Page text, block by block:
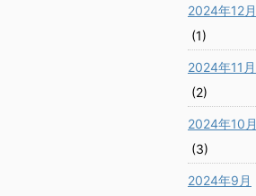
2024年12月
(1)
2024年11月
(2)
2024年10月
(3)
2024年9月